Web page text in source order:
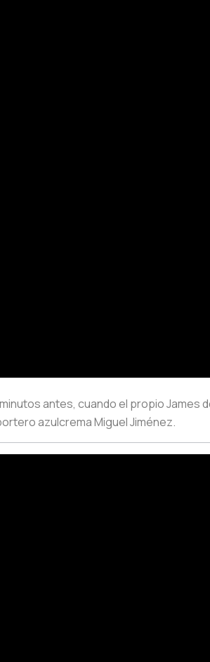
antes, cuando el propio James
azulcrema Miguel Jiménez.